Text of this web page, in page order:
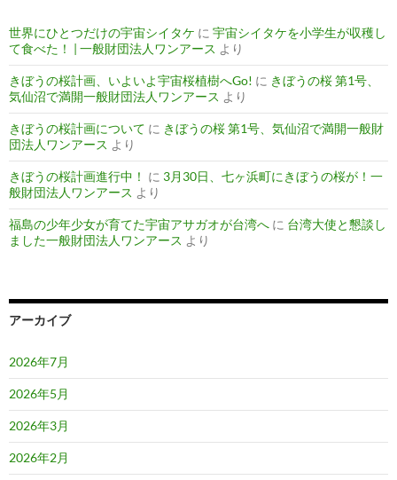
世界にひとつだけの宇宙シイタケ に 宇宙シイタケを小学生が収穫し
て食べた！ | 一般財団法人ワンアース より
きぼうの桜計画、いよいよ宇宙桜植樹へGo! に きぼうの桜 第1号、
気仙沼で満開一般財団法人ワンアース より
きぼうの桜計画について に きぼうの桜 第1号、気仙沼で満開一般財
団法人ワンアース より
きぼうの桜計画進行中！ に 3月30日、七ヶ浜町にきぼうの桜が！一
般財団法人ワンアース より
福島の少年少女が育てた宇宙アサガオが台湾へ に 台湾大使と懇談し
ました一般財団法人ワンアース より
アーカイブ
2026年7月
2026年5月
2026年3月
2026年2月